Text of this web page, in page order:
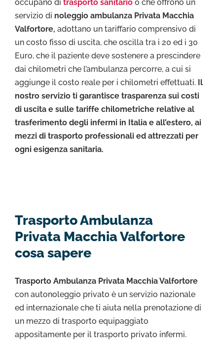
occupano di trasporto sanitario o che offrono un
servizio di noleggio ambulanza Privata Macchia
Valfortore, adottano un tariffario comprensivo di
un costo fisso di uscita, che oscilla tra i 20 ed i 30
Euro, che il paziente deve sostenere a prescindere
dai chilometri che l’ambulanza percorre, a cui si
aggiunge il costo reale per i chilometri effettuati. Il
nostro servizio ti garantisce trasparenza sui costi
di uscita e sulle tariffe chilometriche relative al
trasferimento degli infermi in Italia e all’estero, ai
mezzi di trasporto professionali ed attrezzati per
ogni esigenza sanitaria.
Trasporto Ambulanza
Privata Macchia Valfortore
cosa sapere
Trasporto Ambulanza Privata Macchia Valfortore
con autonoleggio privato è un servizio nazionale
ed internazionale che ti aiuta nella prenotazione di
un mezzo di trasporto equipaggiato
appositamente per il trasporto privato infermi.